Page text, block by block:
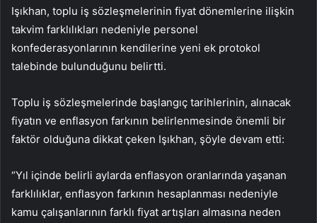
Işıkhan, toplu iş sözleşmelerinin fiyat dönemlerine ilişkin
takvim farklılıkları nedeniyle personel
konfederasyonlarının kendilerine yeni ek protokol
talebinde bulunduğunu belirtti.
Toplu iş sözleşmelerinde başlangıç ​​tarihlerinin, alınacak
fiyatın ve enflasyon farkının belirlenmesinde önemli bir
faktör olduğuna dikkat çeken Işıkhan, şöyle devam etti:
“Yıl içinde belirli aylarda enflasyon oranlarında yaşanan
farklılıklar, enflasyon farkının hesaplanması nedeniyle
kamu çalışanlarının farklı fiyat artışları almasına neden